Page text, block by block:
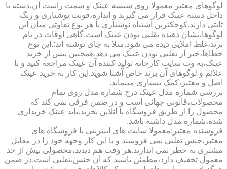
لوگوهای معتبر معمولا روی شیشه عینک و سمت راست آن،دسته یا
داخل دسته عینک قرار می گیرند و اندازه،فونت نوشتاری و رنگ
ثابتی دارند.کوچکترین اشتباه نوشتاری یا هر نوع تفاوتی میان این
لوگوها،نشان دهنده تقلبی بودن عینک است.گاهی اوقات در نام
برند،غلط املایی دیده می شود.مثلا به جای نوشته اند:.این نوع
خطاها،خبر از تقلبی بودن عینک می دهد.همچنین پیش از خرید
عینک،به وب سایت کارخانه تولید کننده آن عینک مراجعه کنید و با
علائم و لوگوهای آن برند خاص آشنا شوید.این کار به خرید عینک
اصل و معتبر،کمک بسیاری مینماید.
بررسی شماره مدل عینک درج شماره مدل روی تمام
محصولات،قانونی جهانی است و در ضمن فرقی نمی کند که
محصول را از طریق فروشگاه یا آنلاین بخرید.باید عینک خریداری
شده،شماره مدل داشته باشد.
فروشنده معتبر:معمولا سایت های اینترنتی یا فروشگاه های
معتبر،جنس تقلبی نمی فروشند و با این کار وجهه خود را در مقابل
مشتری به خطر نمی اندازند.هر وقت هم دیدید،محصولی بیش از حد
معمول تخفیف دارد،مطمئن باشید که آن جنس،تقلبی است.در ضمن